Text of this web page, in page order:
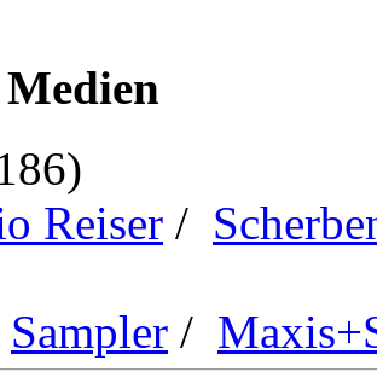
Reiser /
Sampler /